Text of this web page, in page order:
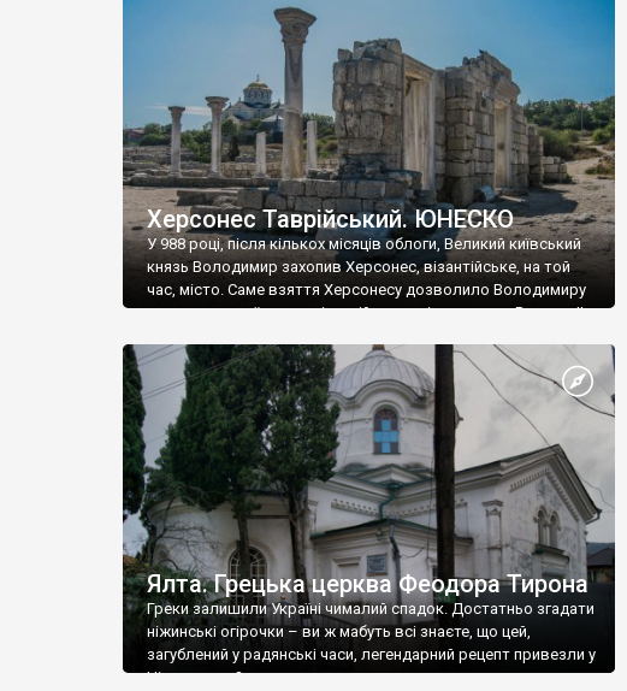
візантійської доби. Раритети викрадені з фондів об’єкту
культурної спадщини ЮНЕСКО «Херсонеса Таврійського».
Офіційно – на виставку «Золото Візантії», але експерти та
влада в Україні вважають це лише […]
Херсонес Таврійський. ЮНЕСКО
У 988 році, після кількох місяців облоги, Великий київський
князь Володимир захопив Херсонес, візантійське, на той
час, місто. Саме взяття Херсонесу дозволило Володимиру
диктувати свої умови візантійському імператору Василю ІІ,
Херсонесі Володимир-язичник, став Василем-
християнином. А потім було Хрещення Русі. На честь
Херсонесу Таврійського названо місто […]
Ялта. Грецька церква Феодора Тирона
Греки залишили Україні чималий спадок. Достатньо згадати
ніжинські огірочки – ви ж мабуть всі знаєте, що цей,
загублений у радянські часи, легендарний рецепт привезли у
Ніжин греки?